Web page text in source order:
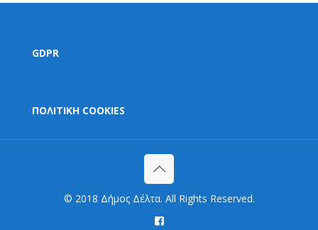
GDPR
ΠΟΛΙΤΙΚΗ COOKIES
© 2018 Δήμος Δέλτα. All Rights Reserved.